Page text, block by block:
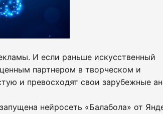
И если раньше искусственный
партнером в творческом и
и превосходят свои зарубежные
нейросеть «Балабола» от